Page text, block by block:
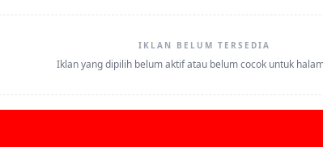
IKLAN BELUM TERSEDIA
Iklan yang dipilih belum aktif atau belum cocok untuk